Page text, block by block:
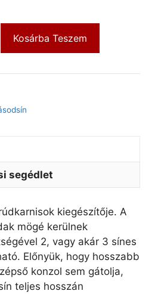
Kosárba Teszem
segédlet
kiegészítője. A
mögé kerülnek
2, vagy akár 3 sínes
Előnyük, hogy hosszabb
konzol sem gátolja,
teljes hosszán